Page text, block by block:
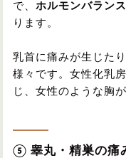
で、 ホルモンバラン
ります。
乳首に痛みが生じた
様々です。女性化乳
じ、女性のような胸
⑤ 睾丸・精巣の痛